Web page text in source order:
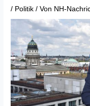
/ Politik / Von NH-